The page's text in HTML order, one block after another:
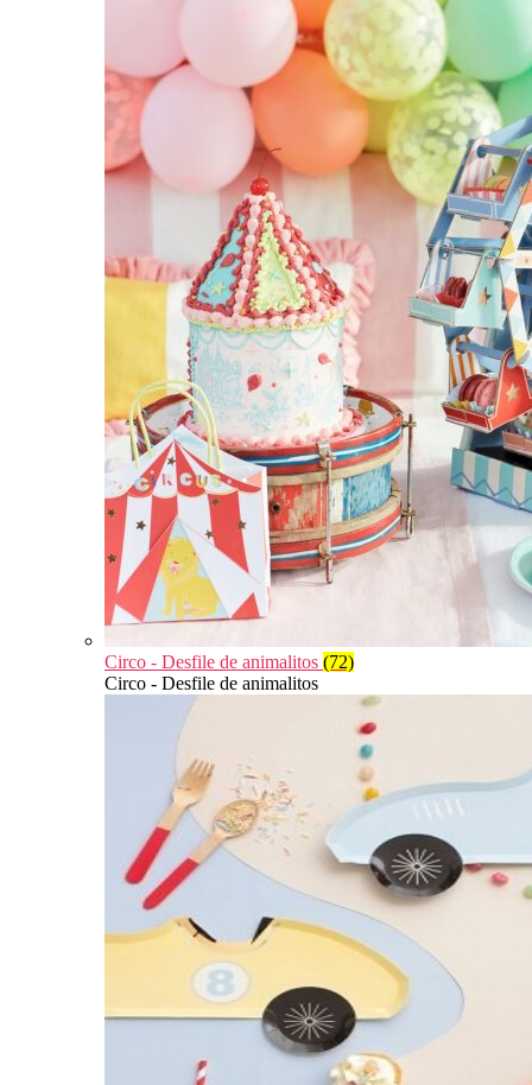
Circo - Desfile de animalitos (72)
Circo - Desfile de animalitos